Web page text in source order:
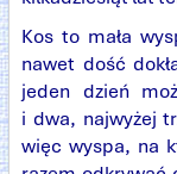
Kos to mała
nawet dość
jeden dzień
i dwa, najwyżej
więc wyspa, na